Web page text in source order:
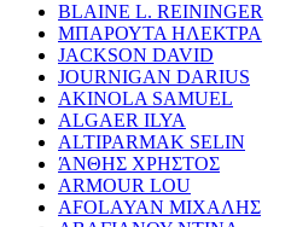
BLAINE L. REININGER
ΜΠΑΡΟΥΤΑ ΗΛΕΚΤΡΑ
JACKSON DAVID
JOURNIGAN DARIUS
AKINOLA SAMUEL
ALGAER ILYA
ALTIPARMAK SELIN
ΆΝΘΗΣ ΧΡΗΣΤΟΣ
ARMOUR LOU
AFOLAYAN ΜΙΧΑΛΗΣ